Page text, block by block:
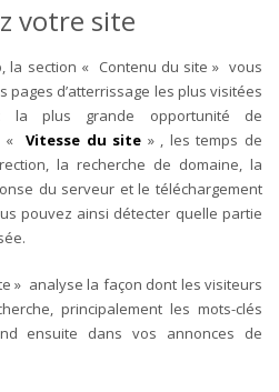
votre site
la section « Contenu du site » vous
pages d’atterrissage les plus visitées
la plus grande opportunité de
«Vitesse du site » , les temps de
la recherche de domaine, la
du serveur et le téléchargement
pouvez ainsi détecter quelle partie
» analyse la façon dont les visiteurs
principalement les mots-clés
ensuite dans vos annonces de